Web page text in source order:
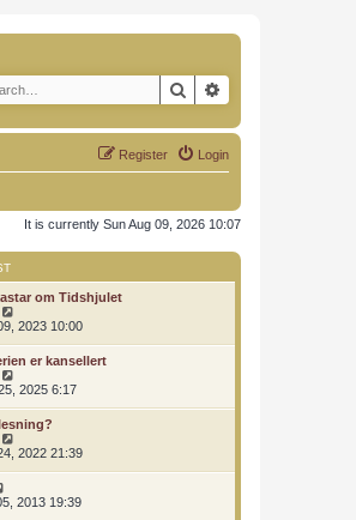
Search
Login
Register
It is currently Sun Aug 09, 2026 10:07
om Tidshjulet
t
h
e
l
a
e
p
o
2023 10:00
er kansellert
w
t
h
e
l
t
2025 6:17
t
h
2022 21:39
i 2013 19:39